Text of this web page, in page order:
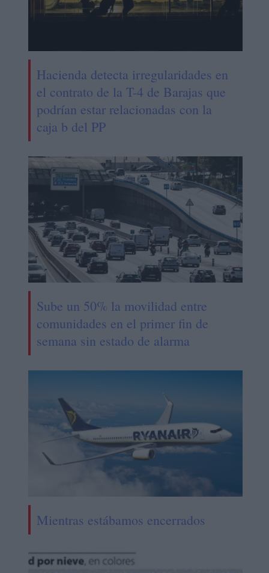
Hacienda detecta irregularidades en
el contrato de la T-4 de Barajas que
podrían estar relacionadas con la
caja b del PP
Sube un 50% la movilidad entre
comunidades en el primer fin de
semana sin estado de alarma
Mientras estábamos encerrados